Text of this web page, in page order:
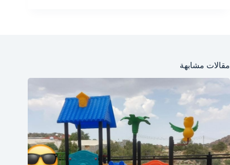
مقالات مشابهة